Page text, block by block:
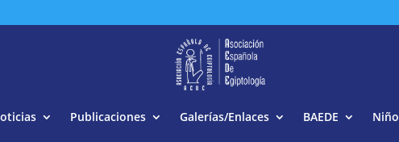
Publicaciones Galerías/Enlaces BAEDE